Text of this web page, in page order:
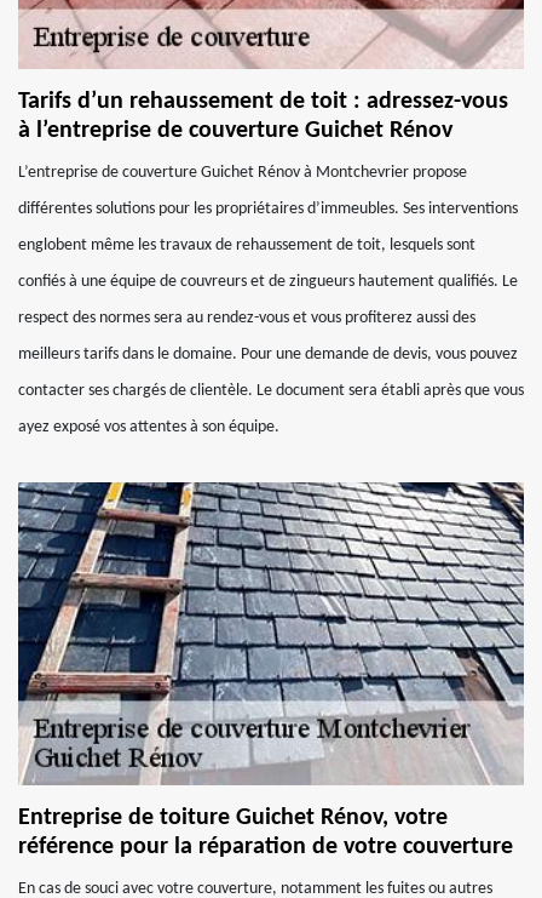
Tarifs d’un rehaussement de toit : adressez-vous
à l’entreprise de couverture Guichet Rénov
L’entreprise de couverture Guichet Rénov à Montchevrier propose
différentes solutions pour les propriétaires d’immeubles. Ses interventions
englobent même les travaux de rehaussement de toit, lesquels sont
confiés à une équipe de couvreurs et de zingueurs hautement qualifiés. Le
respect des normes sera au rendez-vous et vous profiterez aussi des
meilleurs tarifs dans le domaine. Pour une demande de devis, vous pouvez
contacter ses chargés de clientèle. Le document sera établi après que vous
ayez exposé vos attentes à son équipe.
Entreprise de toiture Guichet Rénov, votre
référence pour la réparation de votre couverture
En cas de souci avec votre couverture, notamment les fuites ou autres